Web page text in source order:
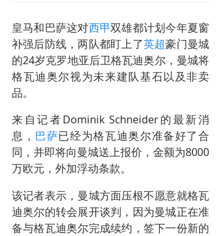
总书记点赞的非遗苗绣焕发新生机
皇马和巴萨这对西甲双雄都计划今年夏窗
补强后防线，两队都盯上了英超豪门曼城
的24岁克罗地亚后卫格瓦迪奥尔，曼城将
格瓦迪奥尔视为未来建队基石以及非卖
品。
来自记者Dominik Schneider的最新消
息， 巴萨已经为格瓦迪奥尔准备好了合
同，并即将向曼城送上报价，金额为8000
万欧元，外加浮动条款。
该记者表示，曼城方面压根不愿意就格瓦
迪奥尔的转会展开谈判，因为曼城正在准
备与格瓦迪奥尔完成续约，签下一份新的